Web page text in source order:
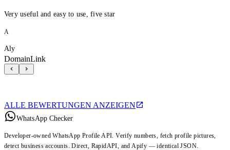
Very useful and easy to use, five star
A
Aly
DomainLink
ALLE BEWERTUNGEN ANZEIGEN
WhatsApp Checker
Developer-owned WhatsApp Profile API. Verify numbers, fetch profile pictures,
detect business accounts. Direct, RapidAPI, and Apify — identical JSON.